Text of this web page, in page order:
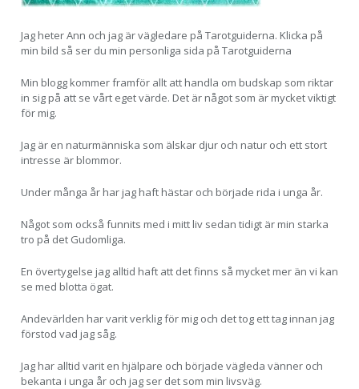
Jag heter Ann och jag är vägledare på Tarotguiderna. Klicka på
min bild så ser du min personliga sida på Tarotguiderna
Min blogg kommer framför allt att handla om budskap som riktar
in sig på att se vårt eget värde. Det är något som är mycket viktigt
för mig.
Jag är en naturmänniska som älskar djur och natur och ett stort
intresse är blommor.
Under många år har jag haft hästar och började rida i unga år.
Något som också funnits med i mitt liv sedan tidigt är min starka
tro på det Gudomliga.
En övertygelse jag alltid haft att det finns så mycket mer än vi kan
se med blotta ögat.
Andevärlden har varit verklig för mig och det tog ett tag innan jag
förstod vad jag såg.
Jag har alltid varit en hjälpare och började vägleda vänner och
bekanta i unga år och jag ser det som min livsväg.